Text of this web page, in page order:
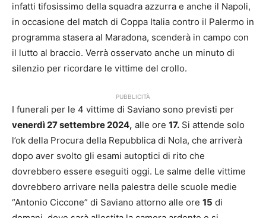
infatti tifosissimo della squadra azzurra e anche il Napoli,
in occasione del match di Coppa Italia contro il Palermo in
programma stasera al Maradona, scenderà in campo con
il lutto al braccio. Verrà osservato anche un minuto di
silenzio per ricordare le vittime del crollo.
PUBBLICITÀ
I funerali per le 4 vittime di Saviano sono previsti per
venerdì 27 settembre 2024, alle ore 17. Si attende solo
l’ok della Procura della Repubblica di Nola, che arriverà
dopo aver svolto gli esami autoptici di rito che
dovrebbero essere eseguiti oggi. Le salme delle vittime
dovrebbero arrivare nella palestra delle scuole medie
“Antonio Ciccone” di Saviano attorno alle ore 15 di